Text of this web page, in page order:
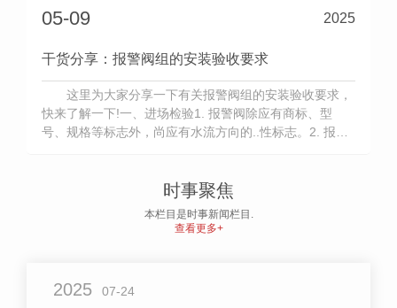
05-09 2025
干货分享：报警阀组的安装验收要求
这里为大家分享一下有关报警阀组的安装验收要求，
快来了解一下!一、进场检验1. 报警阀除应有商标、型
号、规格等标志外，尚应有水流方向的..性标志。2. 报警
时事聚焦
本栏目是时事新闻栏目.
查看更多+
2025 07-24